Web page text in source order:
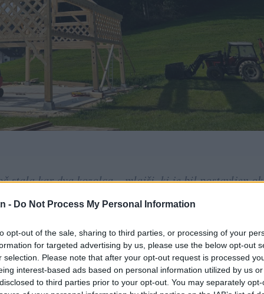
- Do Not Process My Personal Information
opt-out of the sale, sharing to third parties, or processing of your
for targeted advertising by us, please use the below opt-out
selection. Please note that after your opt-out request is processed
interest-based ads based on personal information utilized by us
to third parties prior to your opt-out. You may separately
stala kar dva kozolca – mlajši, ki je bil postavljen
da ga je bilo treba podreti. Na istem mestu pa se
v topolškem gozdu. Kaj kmalu bosta ob vhodu v
preteklosti in prihodnosti.